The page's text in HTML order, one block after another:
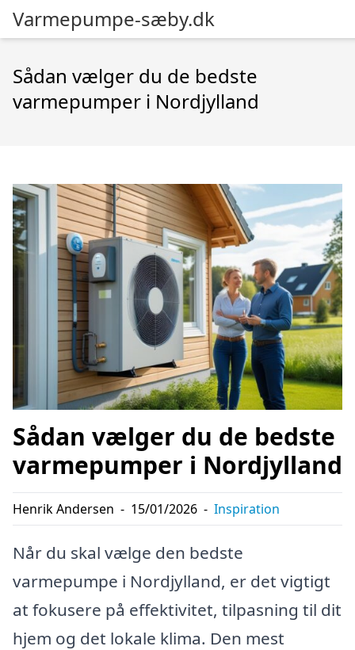
Varmepumpe-sæby.dk
Sådan vælger du de bedste
varmepumper i Nordjylland
Sådan vælger du de bedste
varmepumper i Nordjylland
Henrik Andersen - 15/01/2026 - Inspiration
Når du skal vælge den bedste
varmepumpe i Nordjylland, er det vigtigt
at fokusere på effektivitet, tilpasning til dit
hjem og det lokale klima. Den mest